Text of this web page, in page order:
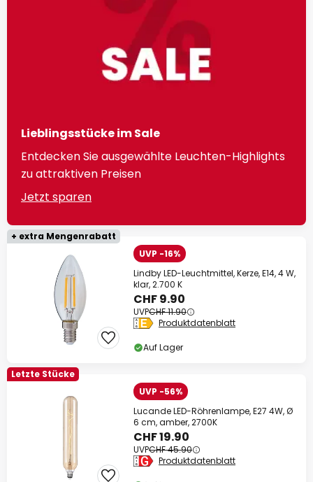
Lieblingsstücke im Sale
Entdecken Sie ausgewählte Leuchten-Highlights
zu attraktiven Preisen
Jetzt sparen
+ extra Mengenrabatt
UVP -16%
Lindby LED-Leuchtmittel, Kerze, E14, 4 W,
klar, 2.700 K
CHF 9.90
UVPCHF 11.90
Produktdatenblatt
Auf Lager
Letzte Stücke
UVP -56%
Lucande LED-Röhrenlampe, E27 4W, Ø
6 cm, amber, 2700K
CHF 19.90
UVPCHF 45.90
Produktdatenblatt